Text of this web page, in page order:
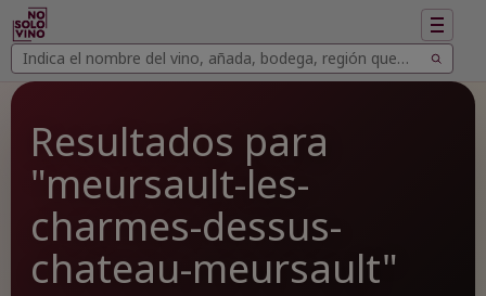
Buscar
vinos
Buscar
Mostrar
Resultados para
"meursault-les-
charmes-dessus-
chateau-meursault"